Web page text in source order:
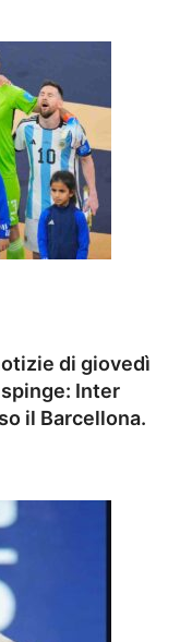
di giovedì
Inter
il Barcellona.